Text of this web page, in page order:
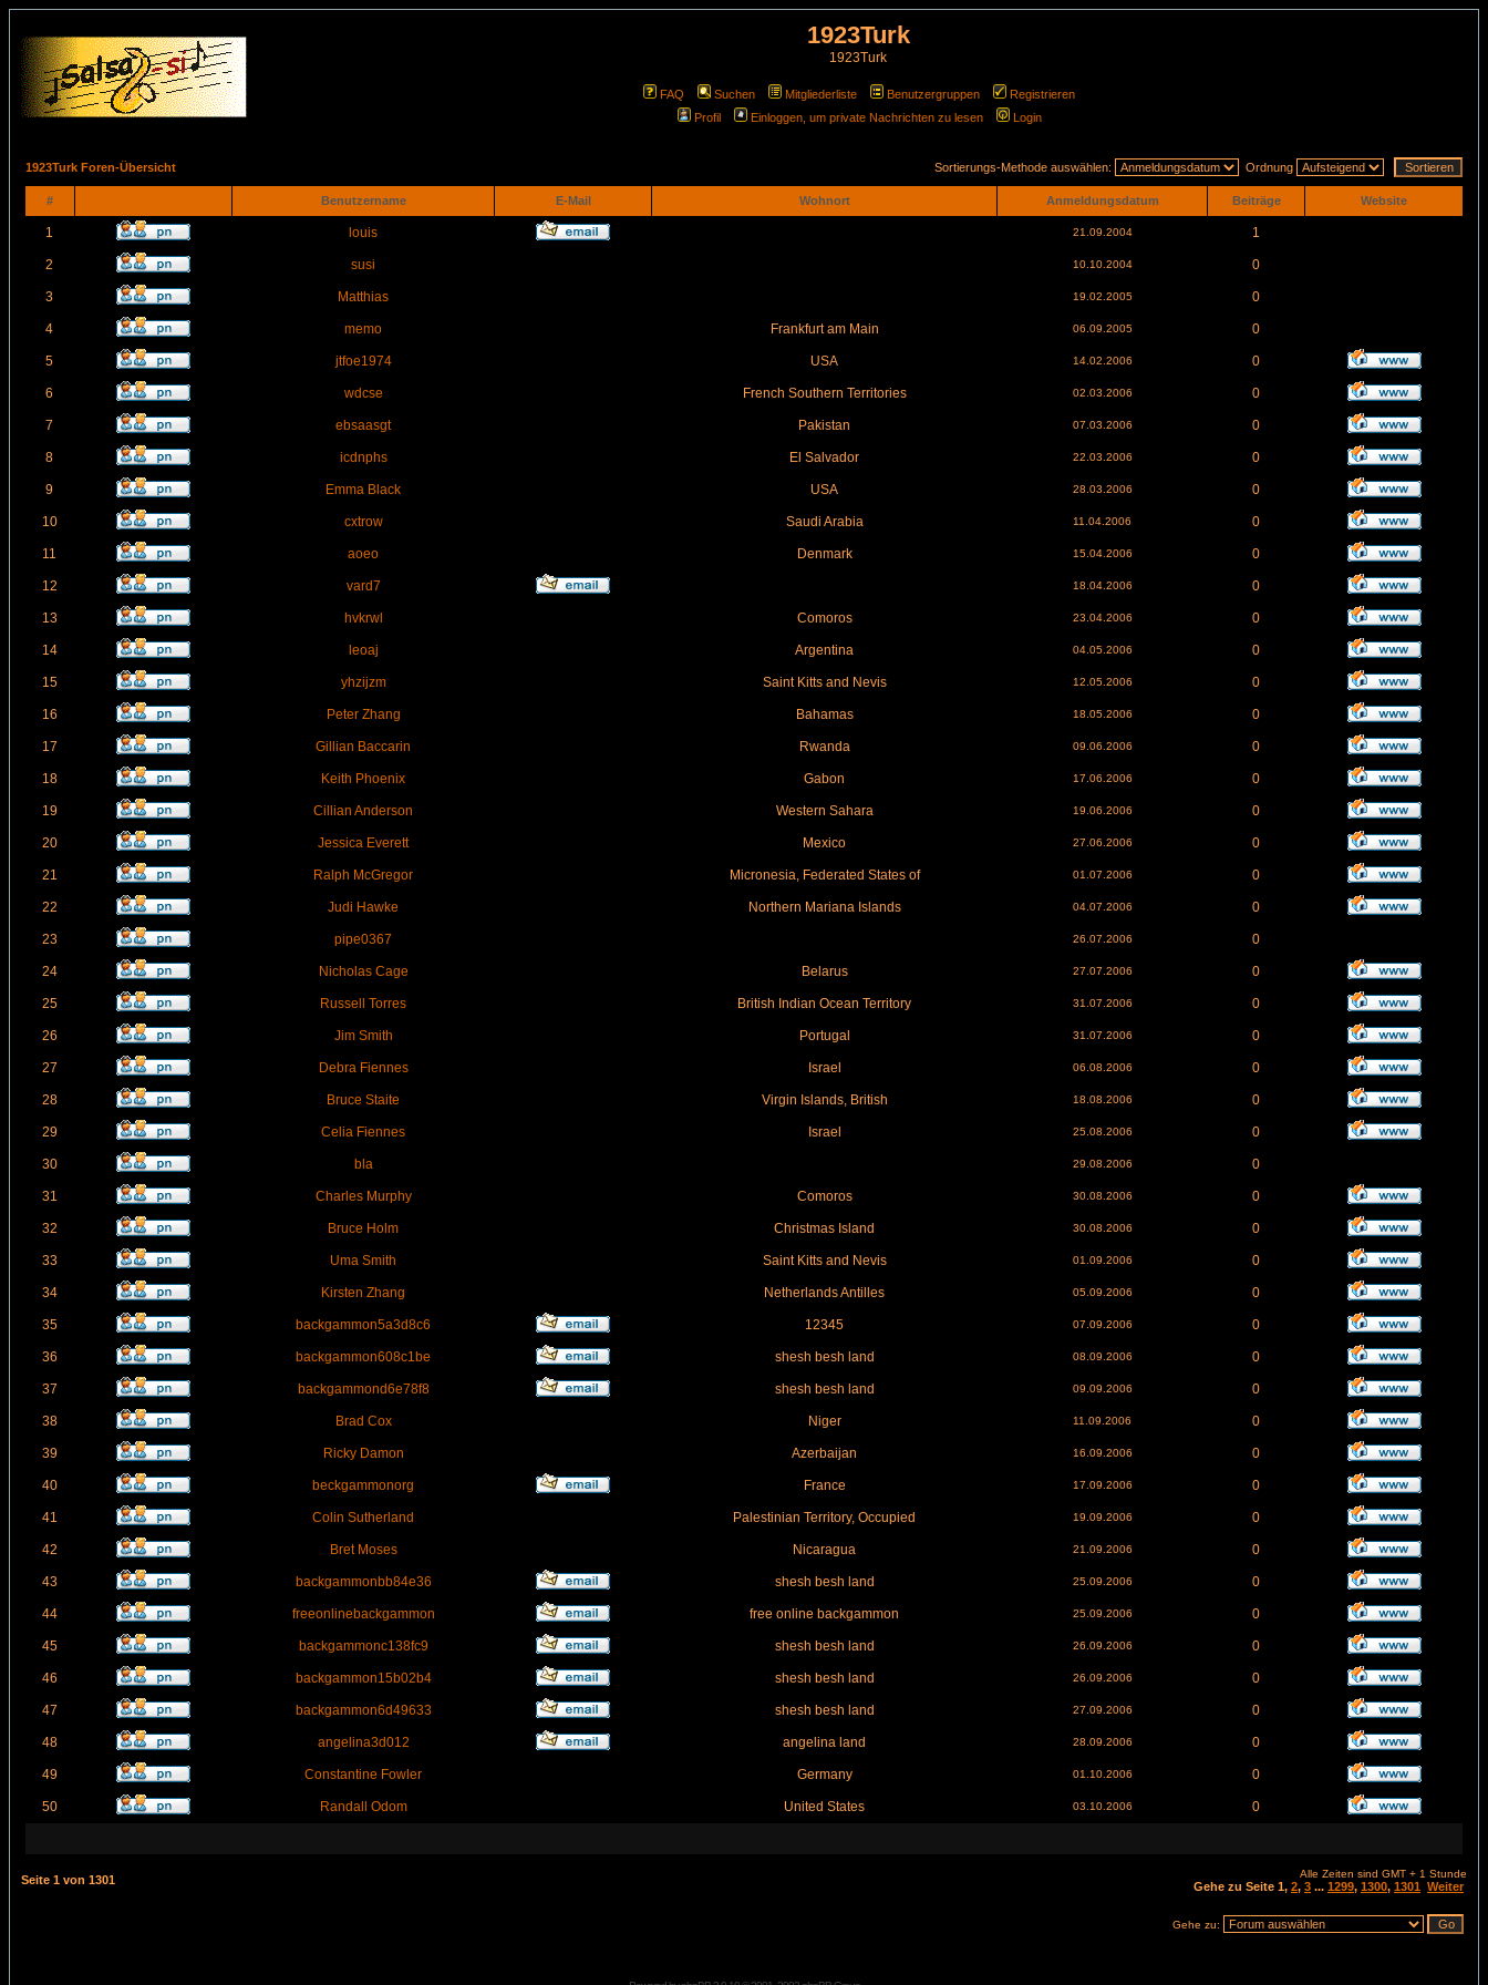
1923Turk
1923Turk
FAQ Suchen Mitgliederliste Benutzergruppen
Registrieren
Profil
Einloggen, um private Nachrichten zu lesen Login
1923Turk Foren-Übersicht Sortierungs-Methode auswählen: Ordnung
# Benutzername E-Mail Wohnort Anmeldungsdatum Beiträge Website
1 louis 21.09.2004 1
2 susi 10.10.2004 0
3 Matthias 19.02.2005 0
4 memo Frankfurt am Main 06.09.2005 0
5 jtfoe1974 USA 14.02.2006 0
6 wdcse French Southern Territories 02.03.2006 0
7 ebsaasgt Pakistan 07.03.2006 0
8 icdnphs El Salvador 22.03.2006 0
9 Emma Black USA 28.03.2006 0
10 cxtrow Saudi Arabia 11.04.2006 0
11 aoeo Denmark 15.04.2006 0
12 vard7 18.04.2006 0
13 hvkrwl Comoros 23.04.2006 0
14 leoaj Argentina 04.05.2006 0
15 yhzijzm Saint Kitts and Nevis 12.05.2006 0
16 Peter Zhang Bahamas 18.05.2006 0
17 Gillian Baccarin Rwanda 09.06.2006 0
18 Keith Phoenix Gabon 17.06.2006 0
19 Cillian Anderson Western Sahara 19.06.2006 0
20 Jessica Everett Mexico 27.06.2006 0
21 Ralph McGregor Micronesia, Federated States of 01.07.2006 0
22 Judi Hawke Northern Mariana Islands 04.07.2006 0
23 pipe0367 26.07.2006 0
24 Nicholas Cage Belarus 27.07.2006 0
25 Russell Torres British Indian Ocean Territory 31.07.2006 0
26 Jim Smith Portugal 31.07.2006 0
27 Debra Fiennes Israel 06.08.2006 0
28 Bruce Staite Virgin Islands, British 18.08.2006 0
29 Celia Fiennes Israel 25.08.2006 0
30 bla 29.08.2006 0
31 Charles Murphy Comoros 30.08.2006 0
32 Bruce Holm Christmas Island 30.08.2006 0
33 Uma Smith Saint Kitts and Nevis 01.09.2006 0
34 Kirsten Zhang Netherlands Antilles 05.09.2006 0
35 backgammon5a3d8c6 12345 07.09.2006 0
36 backgammon608c1be shesh besh land 08.09.2006 0
37 backgammond6e78f8 shesh besh land 09.09.2006 0
38 Brad Cox Niger 11.09.2006 0
39 Ricky Damon Azerbaijan 16.09.2006 0
40 beckgammonorg France 17.09.2006 0
41 Colin Sutherland Palestinian Territory, Occupied 19.09.2006 0
42 Bret Moses Nicaragua 21.09.2006 0
43 backgammonbb84e36 shesh besh land 25.09.2006 0
44 freeonlinebackgammon free online backgammon 25.09.2006 0
45 backgammonc138fc9 shesh besh land 26.09.2006 0
46 backgammon15b02b4 shesh besh land 26.09.2006 0
47 backgammon6d49633 shesh besh land 27.09.2006 0
48 angelina3d012 angelina land 28.09.2006 0
49 Constantine Fowler Germany 01.10.2006 0
50 Randall Odom United States 03.10.2006 0
Seite 1 von 1301 Alle Zeiten sind GMT + 1 Stunde
Gehe zu Seite 1, 2, 3 ... 1299, 1300, 1301 Weiter
Gehe zu: